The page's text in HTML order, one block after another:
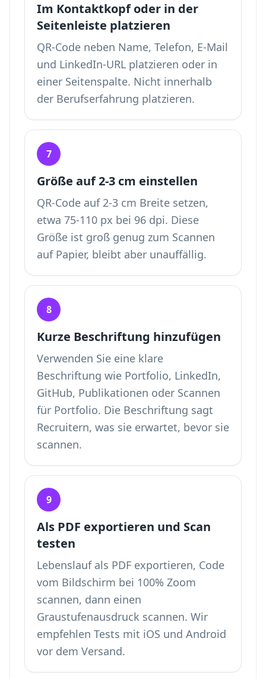
Im Kontaktkopf oder in der
Seitenleiste platzieren
QR-Code neben Name, Telefon, E-Mail
und LinkedIn-URL platzieren oder in
einer Seitenspalte. Nicht innerhalb
der Berufserfahrung platzieren.
7
Größe auf 2-3 cm einstellen
QR-Code auf 2-3 cm Breite setzen,
etwa 75-110 px bei 96 dpi. Diese
Größe ist groß genug zum Scannen
auf Papier, bleibt aber unauffällig.
8
Kurze Beschriftung hinzufügen
Verwenden Sie eine klare
Beschriftung wie Portfolio, LinkedIn,
GitHub, Publikationen oder Scannen
für Portfolio. Die Beschriftung sagt
Recruitern, was sie erwartet, bevor sie
scannen.
9
Als PDF exportieren und Scan
testen
Lebenslauf als PDF exportieren, Code
vom Bildschirm bei 100% Zoom
scannen, dann einen
Graustufenausdruck scannen. Wir
empfehlen Tests mit iOS und Android
vor dem Versand.